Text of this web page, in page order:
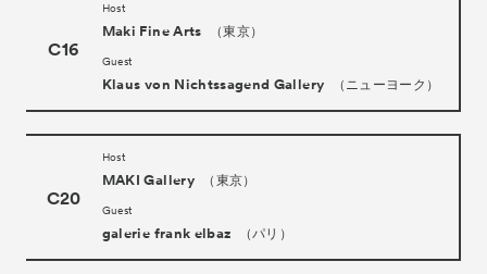
C16
Host
Maki Fine Arts （東京）
Guest
Klaus von Nichtssagend Gallery （ニューヨーク）
C20
Host
MAKI Gallery （東京）
Guest
galerie frank elbaz （パリ）